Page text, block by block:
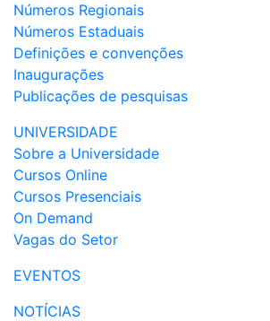
Números Regionais
Números Estaduais
Definições e convenções
Inaugurações
Publicações de pesquisas
UNIVERSIDADE
Sobre a Universidade
Cursos Online
Cursos Presenciais
On Demand
Vagas do Setor
EVENTOS
NOTÍCIAS